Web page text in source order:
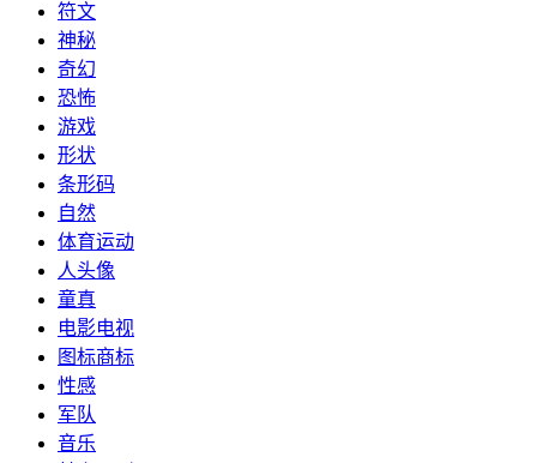
符文
神秘
奇幻
恐怖
游戏
形状
条形码
自然
体育运动
人头像
童真
电影电视
图标商标
性感
军队
音乐